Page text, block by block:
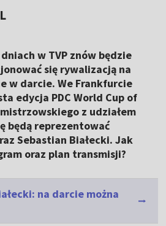
w TVP znów będzie
się rywalizacją na
w darcie. We Frankfurcie
edycja PDC World Cup of
z udziałem
będą reprezentować
Sebastian Białecki. Jak
oraz plan transmisji?
na darcie można